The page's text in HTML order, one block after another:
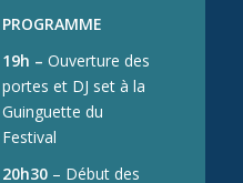
PROGRAMME
19h – Ouverture des
portes et DJ set à la
Guinguette du
Festival
20h30– Début des